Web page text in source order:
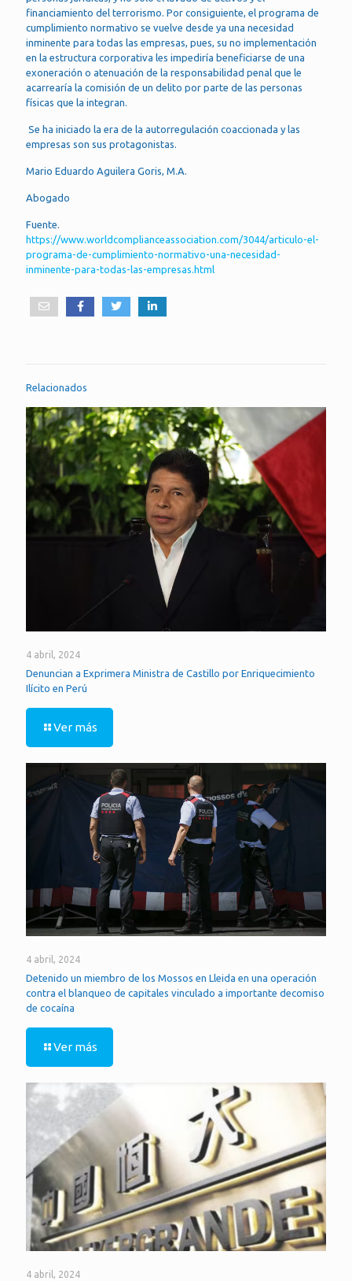
financiamiento del terrorismo. Por consiguiente, el programa de
cumplimiento normativo se vuelve desde ya una necesidad
inminente para todas las empresas, pues, su no implementación
en la estructura corporativa les impediría beneficiarse de una
exoneración o atenuación de la responsabilidad penal que le
acarrearía la comisión de un delito por parte de las personas
físicas que la integran.
Se ha iniciado la era de la autorregulación coaccionada y las
empresas son sus protagonistas.
Mario Eduardo Aguilera Goris, M.A.
Abogado
Fuente.
https://www.worldcomplianceassociation.com/3044/articulo-el-
programa-de-cumplimiento-normativo-una-necesidad-
inminente-para-todas-las-empresas.html
Relacionados
4 abril, 2024
Denuncian a Exprimera Ministra de Castillo por Enriquecimiento
Ilícito en Perú
Ver más
4 abril, 2024
Detenido un miembro de los Mossos en Lleida en una operación
contra el blanqueo de capitales vinculado a importante decomiso
de cocaína
Ver más
4 abril, 2024